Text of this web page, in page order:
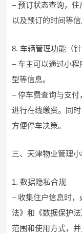
– 预订状态查询，住
以及预订的时间等信
8. 车辆管理功能（
– 车主可以通过小
型等信息。
– 停车费查询与支
进行在线缴费。同
方便停车决策。
三、天津物业管理
1. 数据隐私合规
– 收集住户信息时
法》和《数据保护
范围和使用方式，